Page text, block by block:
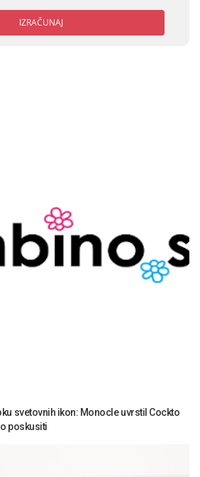
IZRAČUNAJ
svetovnih ikon: Monocle uvrstil Cockto
poskusiti